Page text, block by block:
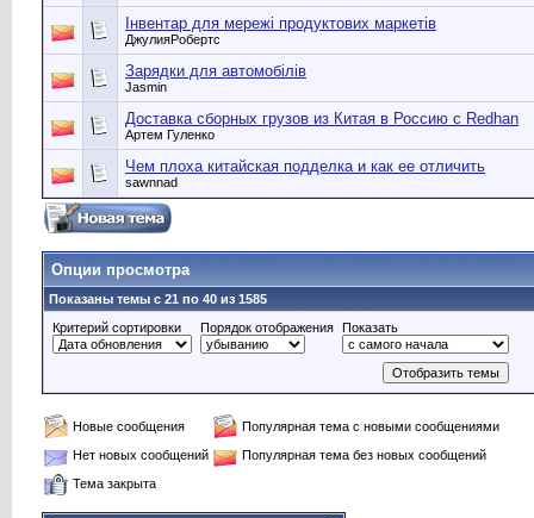
Інвентар для мережі продуктових маркетів
ДжулияРобертс
Зарядки для автомобілів
Jasmin
Доставка сборных грузов из Китая в Россию с Redhan
Артем Гуленко
Чем плоха китайская подделка и как ее отличить
sawnnad
Опции просмотра
Показаны темы с 21 по 40 из 1585
Критерий сортировки
Порядок отображения Показать
Новые сообщения
Популярная тема с новыми сообщениями
Нет новых сообщений
Популярная тема без новых сообщений
Тема закрыта